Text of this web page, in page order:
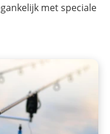
met speciale